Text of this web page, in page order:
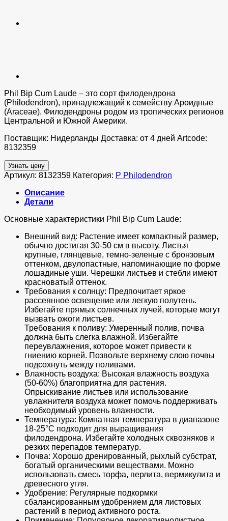
Phil Bip Cum Laude – это сорт филодендрона
(Philodendron), принадлежащий к семейству Ароидные
(Araceae). Филодендроны родом из тропических регионов
Центральной и Южной Америки.
Поставщик: Нидерланды Доставка: от 4 дней Artcode:
8132359
Узнать цену
Артикул: 8132359 Категория: P Philodendron
Описание
Детали
Основные характеристики Phil Bip Cum Laude:
Внешний вид: Растение имеет компактный размер,
обычно достигая 30-50 см в высоту. Листья
крупные, глянцевые, темно-зеленые с бронзовым
оттенком, двулопастные, напоминающие по форме
лошадиные уши. Черешки листьев и стебли имеют
красноватый оттенок.
Требования к солнцу: Предпочитает яркое
рассеянное освещение или легкую полутень.
Избегайте прямых солнечных лучей, которые могут
вызвать ожоги листьев.
Требования к поливу: Умеренный полив, почва
должна быть слегка влажной. Избегайте
переувлажнения, которое может привести к
гниению корней. Позвольте верхнему слою почвы
подсохнуть между поливами.
Влажность воздуха: Высокая влажность воздуха
(50-60%) благоприятна для растения.
Опрыскивание листьев или использование
увлажнителя воздуха может помочь поддерживать
необходимый уровень влажности.
Температура: Комнатная температура в диапазоне
18-25°C подходит для выращивания
филодендрона. Избегайте холодных сквозняков и
резких перепадов температур.
Почва: Хорошо дренированный, рыхлый субстрат,
богатый органическими веществами. Можно
использовать смесь торфа, перлита, вермикулита и
древесного угля.
Удобрение: Регулярные подкормки
сбалансированным удобрением для листовых
растений в период активного роста.